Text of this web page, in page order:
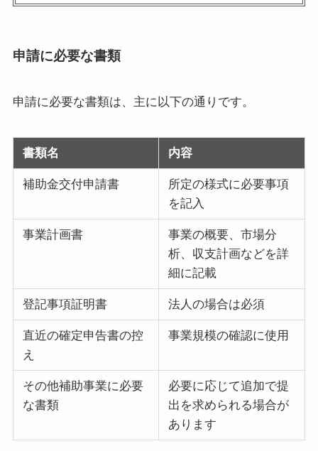
申請に必要な書類
申請に必要な書類は、主に以下の通りです。
書類名 内容
補助金交付申請書
所定の様式に必要事項
を記入
事業計画書
事業の概要、市場分
析、収支計画などを詳
細に記載
登記事項証明書 法人の場合は必須
直近の確定申告書の控
え
事業規模の確認に使用
その他補助事業に必要
な書類
必要に応じて追加で提
出を求められる場合が
あります